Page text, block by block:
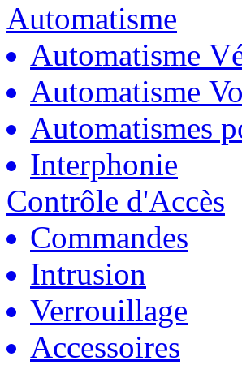
Automatisme
Automatisme
Automatisme
Automatismes
Interphonie
Contrôle d'Accès
Commandes
Intrusion
Verrouillage
Accessoires